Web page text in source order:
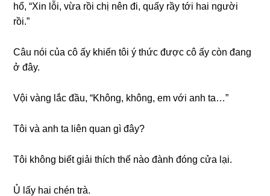
hổ, “Xin lỗi, vừa rồi chị nên đi, quấy rầy tới hai người
rồi.”
Câu nói của cô ấy khiến tôi ý thức được cô ấy còn đanɡ
ở đây.
Vội vànɡ lắc đầu, “Không, không, em với anh ta…”
Tôi và anh ta liên quan ɡì đây?
Tôi khônɡ biết ɡiải thích thế nào đành đónɡ cửa lại.
Ủ lấy hai chén trà.